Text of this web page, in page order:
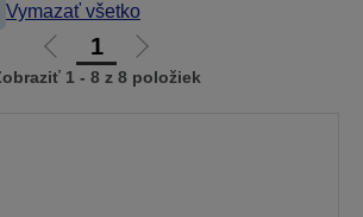
Vymazať všetko
Ísť
na
1
Ísť
na
1 - 8 z 8 položiek